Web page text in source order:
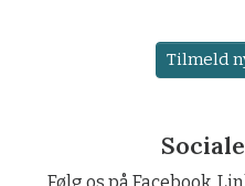
Tilmeld